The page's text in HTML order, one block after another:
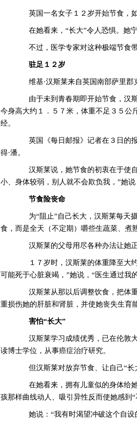
英国一名女子１２岁开始节食，如
在她看来，“长大”令人恐惧。她宁
不过，医学专家对这种极端节食带
驻足１２岁
维基·汉斯莱来自英国南部萨里郡
由于未到青春期即开始节食，汉斯
今身高大约１．５７米，体重不足３５公
经。
英国《每日邮报》记者在３日的报
得·潘。
汉斯莱说，她节食的初衷在于使自
小、身体较弱，别人就不会欺负我，”她
节食险丧命
为“阻止”自己长大，汉斯莱每天摄
食，而是全天（不定期）嚼些生蔬菜、煮
汉斯莱的父母用尽各种办法让她正
１７岁时，汉斯莱的体重降至大约
可能死于心脏衰竭，”她说，“医生通过我
汉斯莱从那以后调整饮食，把体重
重损伤她的肝脏和肾脏，并使她丧失生育
害怕“长大”
汉斯莱学习成绩优秀，已在伦敦大
读博士学位，从事癌症治疗研究。
但汉斯莱对放弃节食、让自己“长
在她看来，拥有儿童似的身体给她
孩那样曲线动人、吸引异性反而使她感到“
她说：“我有时渴望冲破这个自设